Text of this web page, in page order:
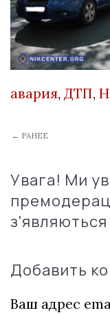
авария, ДТП,
← РАНЕЕ
Увага! Ми
Добавить
Ваш адрес